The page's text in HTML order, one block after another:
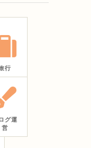
行
グ運
営